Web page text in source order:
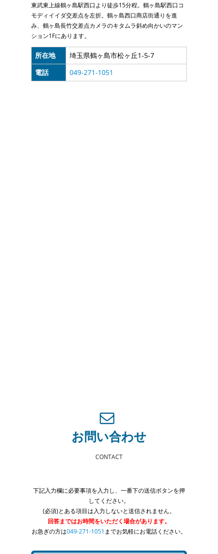
東武東上線鶴ヶ島駅西口より徒歩15分程。鶴ヶ島駅西口コ
モディイイダ交差点を左折。鶴ヶ島西口商店街通りを進
み、鶴ヶ島長竹交差点カメラのキタムラ斜め向かいのマン
ション1Fにあります。
所在地
埼玉県鶴ヶ島市松ヶ丘1-5-7
電話
049-271-1051
お問い合わせ
CONTACT
下記入力欄に必要事項を入力し、一番下の送信ボタンを押
してください。
(必須)とある項目は入力しないと送信されません。
回答まではお時間をいただく場合があります。
お急ぎの方は049-271-1051 までお気軽にお電話ください。